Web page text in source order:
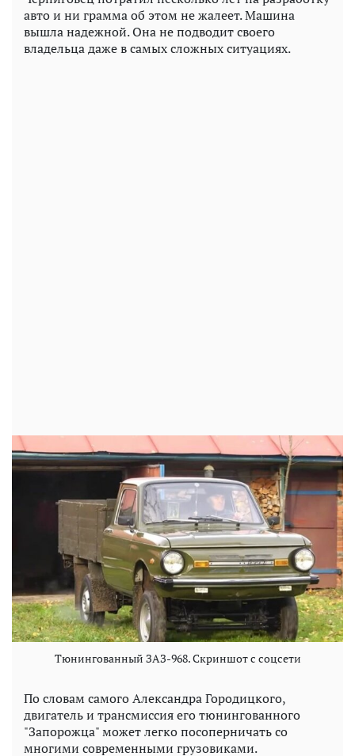
авто и ни грамма об этом не жалеет. Машина
вышла надежной. Она не подводит своего
владельца даже в самых сложных ситуациях.
Тюнингованный ЗАЗ-968. Скриншот с соцсети
По словам самого Александра Городицкого,
двигатель и трансмиссия его тюнингованного
"Запорожца" может легко посоперничать со
многими современными грузовиками.